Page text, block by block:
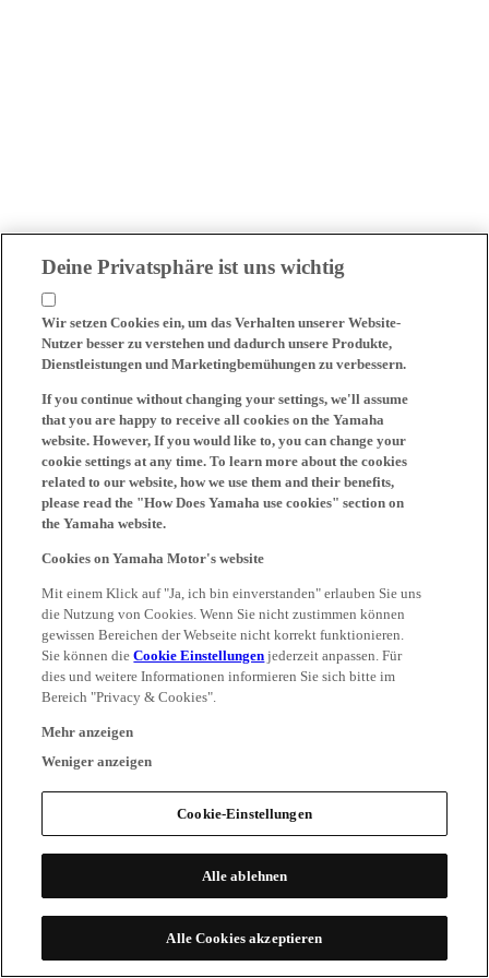
Deine Privatsphäre ist uns wichtig
Wir setzen Cookies ein, um das Verhalten unserer Website-
Nutzer besser zu verstehen und dadurch unsere Produkte,
Dienstleistungen und Marketingbemühungen zu verbessern.
If you continue without changing your settings, we'll assume
that you are happy to receive all cookies on the Yamaha
website. However, If you would like to, you can change your
cookie settings at any time. To learn more about the cookies
related to our website, how we use them and their benefits,
please read the "How Does Yamaha use cookies" section on
the Yamaha website.
Cookies on Yamaha Motor's website
Mit einem Klick auf "Ja, ich bin einverstanden" erlauben Sie uns
die Nutzung von Cookies. Wenn Sie nicht zustimmen können
gewissen Bereichen der Webseite nicht korrekt funktionieren.
Sie können dieCookie Einstellungen jederzeit anpassen. Für
dies und weitere Informationen informieren Sie sich bitte im
Bereich "Privacy & Cookies".
Mehr anzeigen
Weniger anzeigen
Cookie-Einstellungen
Alle ablehnen
Alle Cookies akzeptieren